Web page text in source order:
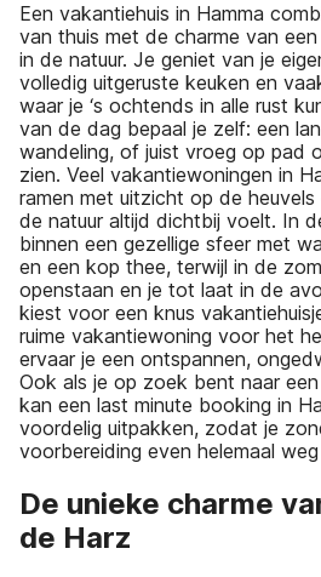
Een vakantiehuis in Hamma
van thuis met de charme van
in de natuur. Je geniet van je
volledig uitgeruste keuken en
waar je ‘s ochtends in alle rust
van de dag bepaal je zelf: een
wandeling, of juist vroeg op pad
zien. Veel vakantiewoningen in
ramen met uitzicht op de
de natuur altijd dichtbij voelt. In
binnen een gezellige sfeer met
en een kop thee, terwijl in de
openstaan en je tot laat in de
kiest voor een knus
ruime vakantiewoning voor het
ervaar je een ontspannen,
Ook als je op zoek bent naar
kan een last minute booking in
voordelig uitpakken, zodat je
voorbereiding even helemaal
De unieke charme
de Harz